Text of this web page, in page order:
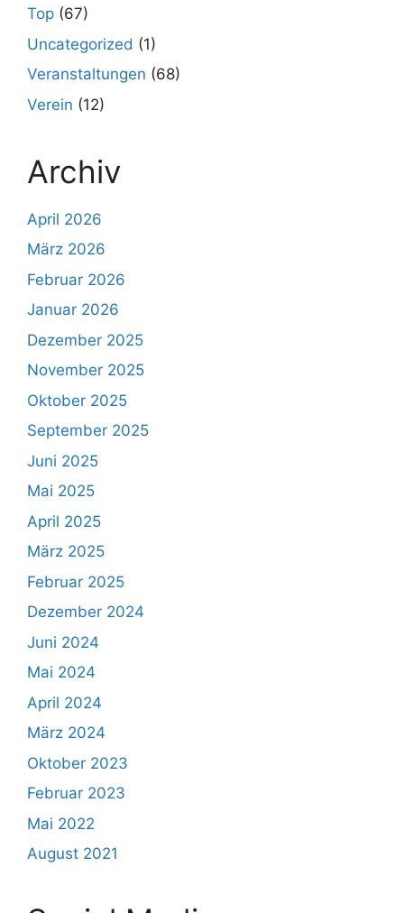
Top (67)
Uncategorized (1)
Veranstaltungen (68)
Verein (12)
Archiv
April 2026
März 2026
Februar 2026
Januar 2026
Dezember 2025
November 2025
Oktober 2025
September 2025
Juni 2025
Mai 2025
April 2025
März 2025
Februar 2025
Dezember 2024
Juni 2024
Mai 2024
April 2024
März 2024
Oktober 2023
Februar 2023
Mai 2022
August 2021